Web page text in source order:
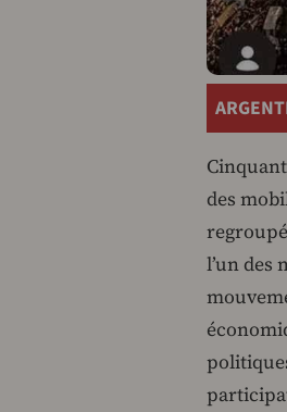
des
l’un des